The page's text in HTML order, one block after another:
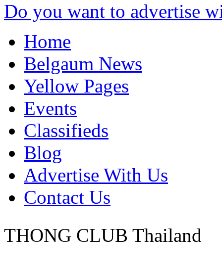
Do you want to advertise
Home
Belgaum News
Yellow Pages
Events
Classifieds
Blog
Advertise With Us
Contact Us
THONG CLUB Thailand